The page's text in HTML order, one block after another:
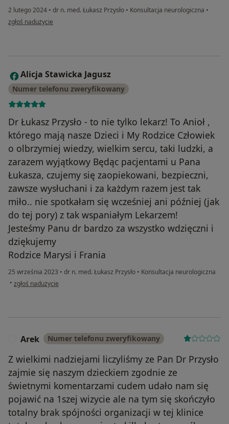
2 lutego 2024 • dr n. med. Łukasz Przysło • Konsultacja neurologiczna •
w opinii użytkownika Joanna
zgłoś nadużycie
A Alicja Stawicka Jagusz
Numer telefonu zweryfikowany
Dr Łukasz Przysło - to nie tylko lekarz! To Anioł ,
którego mają nasze Dzieci i My Rodzice Człowiek
o olbrzymiej wiedzy, wielkim sercu, taki ludzki, a
zarazem wyjątkowy Będąc pacjentami u Pana
Łukasza, czujemy się zaopiekowani, bezpieczni,
zawsze wysłuchani i za każdym razem jest tak
miło.. nie spotkałam się wcześniej ani później (jak
do tej pory) z tak wspaniałym Lekarzem!
Jesteśmy Panu dr bardzo za wszystko wdzięczni i
dziękujemy
Rodzice Marysi i Frania
25 września 2023 • dr n. med. Łukasz Przysło • Konsultacja neurologiczna
• w opinii użytkownika Alicja Stawicka Jagusz
zgłoś nadużycie
Arek Numer telefonu zweryfikowany
Z wielkimi nadziejami liczyliśmy ze Pan Dr Przysło
zajmie się naszym dzieckiem zgodnie ze
świetnymi komentarzami cudem udało nam się
pojawić na 1szej wizycie ale na tym się skończyło
totalny brak spójności organizacji w tej klinice